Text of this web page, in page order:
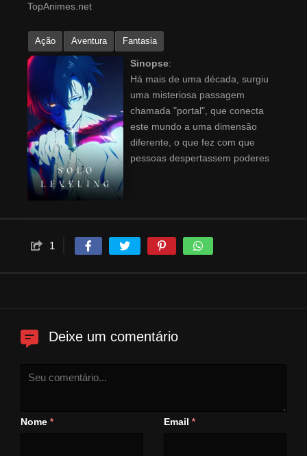
TopAnimes.net
Ação Aventura Fantasia
Sinopse:
Há mais de uma década, surgiu
uma misteriosa passagem
chamada "portal", que conecta
este mundo a uma dimensão
diferente, o que fez com que
pessoas despertassem poderes
masmorras dentro dos portais e
assim ganhar a vida. Sung
depara com uma "masmorra
misteriosa missão! À beira da
1
Deixe um comentário
Nome * Email *